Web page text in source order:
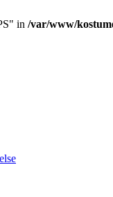
in /var/www/